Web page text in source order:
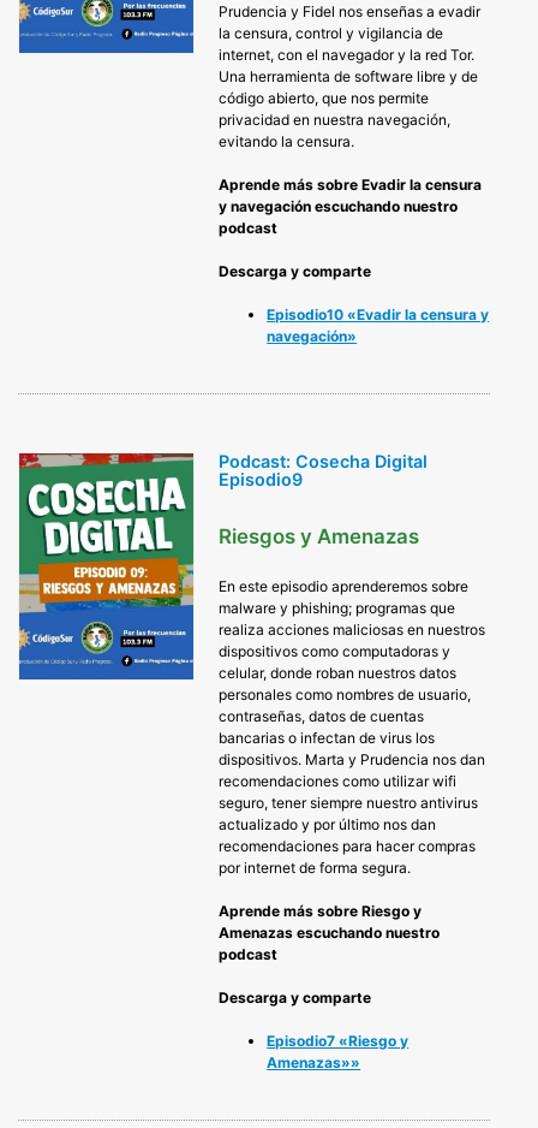
Prudencia y Fidel nos enseñas a evadir
la censura, control y vigilancia de
internet, con el navegador y la red Tor.
Una herramienta de software libre y de
código abierto, que nos permite
privacidad en nuestra navegación,
evitando la censura.
Aprende más sobre Evadir la censura
y navegación escuchando nuestro
podcast
Descarga y comparte
Episodio10 «Evadir la censura y
navegación»
Podcast: Cosecha Digital
Episodio9
Riesgos y Amenazas
En este episodio aprenderemos sobre
malware y phishing; programas que
realiza acciones maliciosas en nuestros
dispositivos como computadoras y
celular, donde roban nuestros datos
personales como nombres de usuario,
contraseñas, datos de cuentas
bancarias o infectan de virus los
dispositivos. Marta y Prudencia nos dan
recomendaciones como utilizar wifi
seguro, tener siempre nuestro antivirus
actualizado y por último nos dan
recomendaciones para hacer compras
por internet de forma segura.
Aprende más sobre Riesgo y
Amenazas escuchando nuestro
podcast
Descarga y comparte
Episodio7 «Riesgo y
Amenazas»»